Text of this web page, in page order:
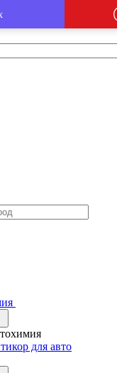
для авто